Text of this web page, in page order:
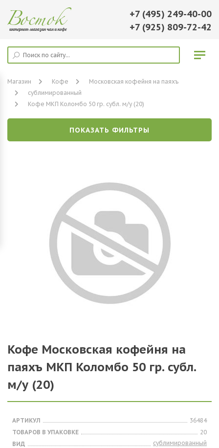
+7 (495) 249-40-00
+7 (925) 809-72-42
Магазин Кофе
Московская кофейня на паяхъ
сублимированный
Кофе МКП Коломбо 50 гр. субл. м/у (20)
ПОКАЗАТЬ ФИЛЬТРЫ
Кофе Московская кофейня на
паяхъ МКП Коломбо 50 гр. субл.
м/у (20)
АРТИКУЛ
36484
ТОВАРОВ В УПАКОВКЕ
20
ВИД
сублимированный